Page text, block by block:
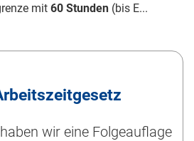
mit 60 Stunden (bis E...
wir eine Folgeauflage